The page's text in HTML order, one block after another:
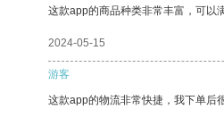
这款app的商品种类非常丰富，可以
2024-05-15
游客
这款app的物流非常快捷，我下单后